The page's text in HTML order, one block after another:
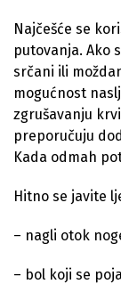
Najčešće se
putovanja. Ako
srčani ili
mogućnost
zgrušavanju
preporučuju
Kada odmah
Hitno se javite
– nagli otok
– bol koji se